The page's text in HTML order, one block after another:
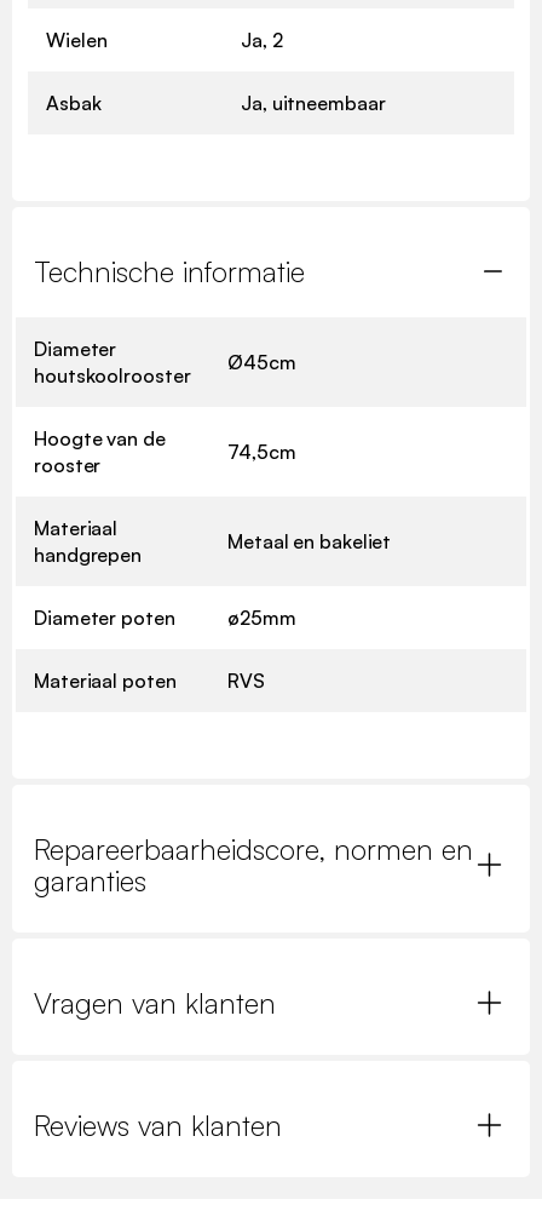
Wielen Ja, 2
Asbak Ja, uitneembaar
Technische informatie
Diameter
houtskoolrooster
Ø45cm
Hoogte van de
rooster
74,5cm
Materiaal
handgrepen
Metaal en bakeliet
Diameter poten ø25mm
Materiaal poten RVS
Repareerbaarheidscore, normen en
garanties
Vragen van klanten
Reviews van klanten